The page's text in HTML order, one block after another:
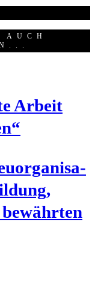
Arbeit